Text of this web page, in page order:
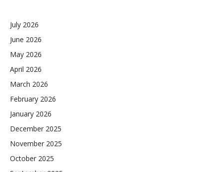
July 2026
June 2026
May 2026
April 2026
March 2026
February 2026
January 2026
December 2025
November 2025
October 2025